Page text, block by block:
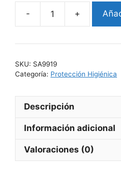
NOBEL
SKU: SA9919
Categoría: Protección Higiénica
Descripción
Información adicional
Valoraciones (0)